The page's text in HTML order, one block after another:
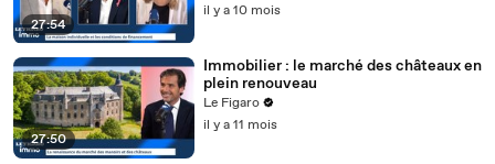
27:54
il y a 10 mois
27:50
Immobilier : le marché des châteaux en
plein renouveau
Le Figaro
il y a 11 mois